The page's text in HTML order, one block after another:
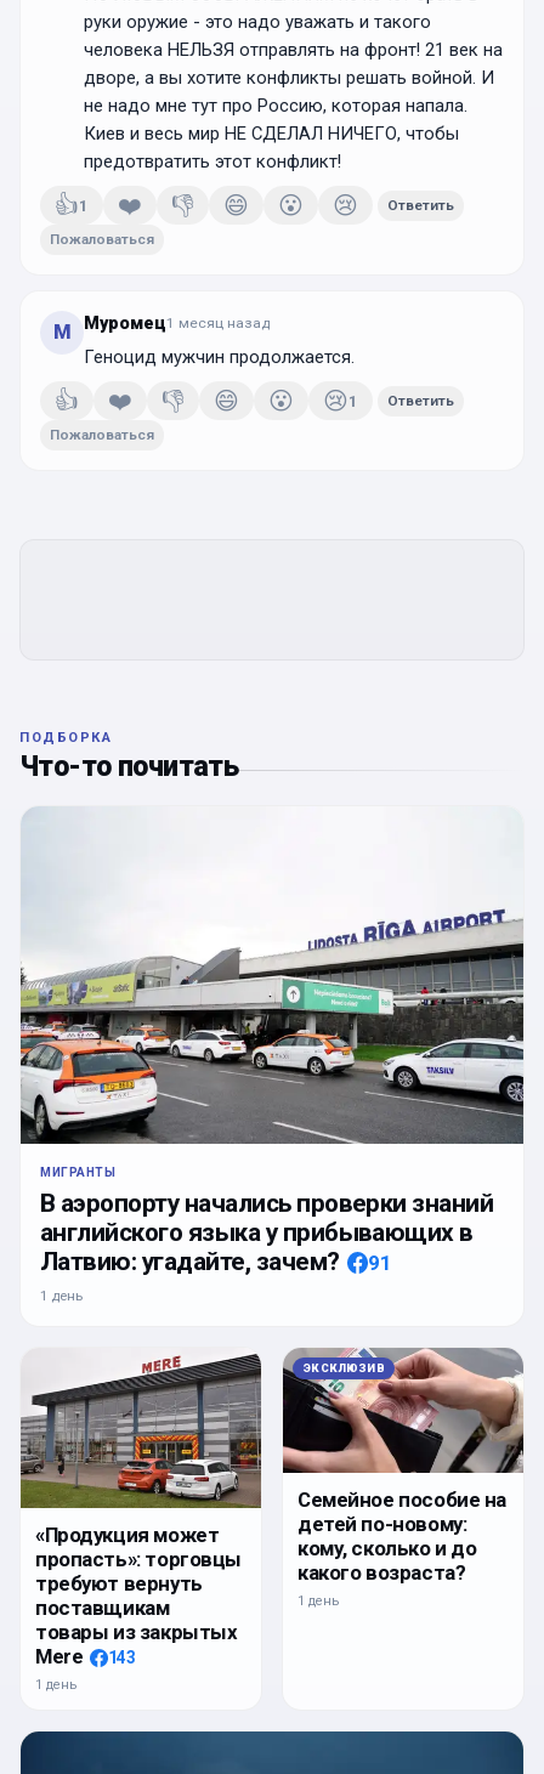
руки оружие - это надо уважать и такого
человека НЕЛЬЗЯ отправлять на фронт! 21 век на
дворе, а вы хотите конфликты решать войной. И
не надо мне тут про Россию, которая напала.
Киев и весь мир НЕ СДЕЛАЛ НИЧЕГО, чтобы
предотвратить этот конфликт!
👍1 ❤️ 👎 😄 😮 😢 Ответить
Пожаловаться
М Муромец1 месяц назад
Геноцид мужчин продолжается.
👍 ❤️ 👎 😄 😮 😢 1 Ответить
Пожаловаться
ПОДБОРКА
Что-то почитать
МИГРАНТЫ
В аэропорту начались проверки знаний
английского языка у прибывающих в
Латвию: угадайте, зачем?
91
1 день
«Продукция может
пропасть»: торговцы
требуют вернуть
поставщикам
товары из закрытых
Mere
143
1 день
ЭКСКЛЮЗИВ
Семейное пособие на
детей по-новому:
кому, сколько и до
какого возраста?
1 день